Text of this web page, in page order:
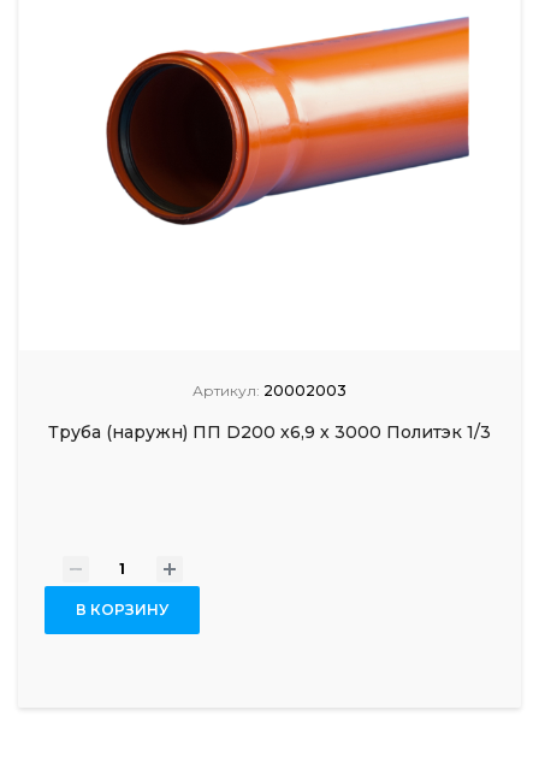
Артикул: 20002003
Труба (наружн) ПП D200 х6,9 х 3000 Политэк 1/3
- +
В КОРЗИНУ